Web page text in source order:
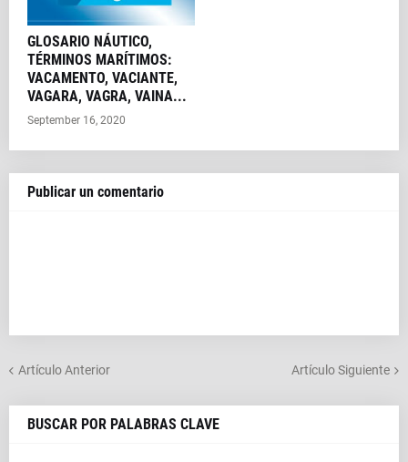
GLOSARIO NÁUTICO,
TÉRMINOS MARÍTIMOS:
VACAMENTO, VACIANTE,
VAGARA, VAGRA, VAINA...
September 16, 2020
Publicar un comentario
Artículo Anterior Artículo Siguiente
BUSCAR POR PALABRAS CLAVE